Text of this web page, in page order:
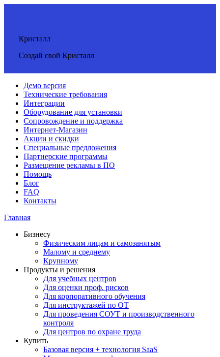
Кристалл
Создай свой Кристалл
Демо версия
Технические требования
Интеграции
Оборудование для установки
Сопровождение и поддержка
Интернет-Магазин
Акции и скидки
Специальные предложения
Партнерские программы
Размещение рекламы в ПО
Помощь
Блог
FAQ
Контакты
Главная
Бизнесу
Физическим лицам и самозанятым
Малому и среднему
Крупному
Продукты и решения
Для учебных центров
Для оценки проф. рисков
Для корпоративного обучения
Для инструктажей по ОТ
Для проведения СОУТ и производственного
контроля
Для центров по охране труда
Купить
Базовая версия + технология SaaS